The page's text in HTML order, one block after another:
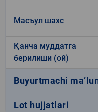
Масъул шахс
Қанча муддатга
берилиши (ой)
Buyurtmachi
Lot hujjatlari